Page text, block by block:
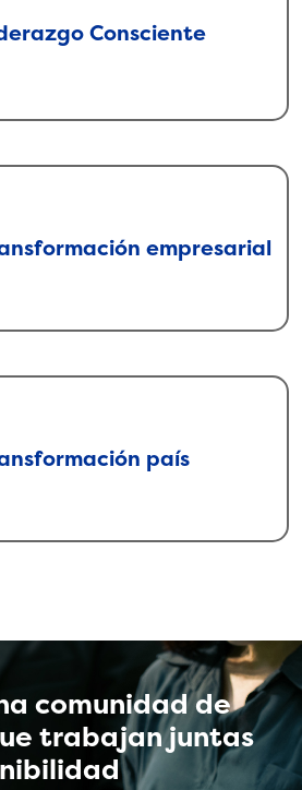
Consciente
la sensibilización y
personas líderes para
empresarial
empresarial
de integración de la
la estrategia de negocios
sostenible.
país
país
el liderazgo del sector
como un agente
comunidad de
trabajan juntas